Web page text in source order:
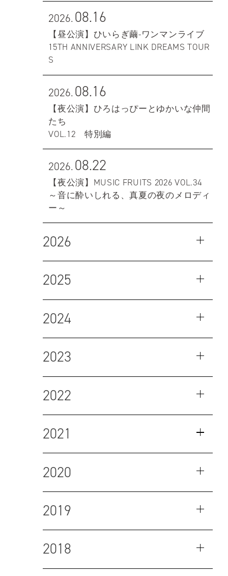
2026.08.16
【昼公演】ひいらぎ繭-ワンマンライブ
15TH ANNIVERSARY LINK DREAMS TOUR
S
2026.08.16
【夜公演】ひろはっぴーとゆかいな仲間
たち
VOL.12 特別編
2026.08.22
【夜公演】MUSIC FRUITS 2026 VOL.34
～音に酔いしれる、真夏の夜のメロディ
ー～
2026
2025
2024
2023
2022
2021
2020
2019
2018